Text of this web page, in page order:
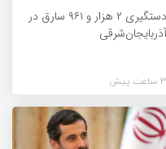
دستگیری ۲ هزار و ۹۶۱ سارق در
آذربایجان‌شرقی
3 ساعت پیش